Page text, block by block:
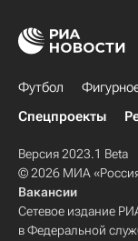
Футбол
Спецпроекты
Версия 2023.1 Beta
© 2026 МИА
Вакансии
Сетевое издание
в Федеральной